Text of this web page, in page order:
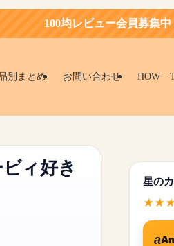
会員募集中！お得にお買い物しよ
別まとめ お問い合わせ HOW
ィ好き
星の